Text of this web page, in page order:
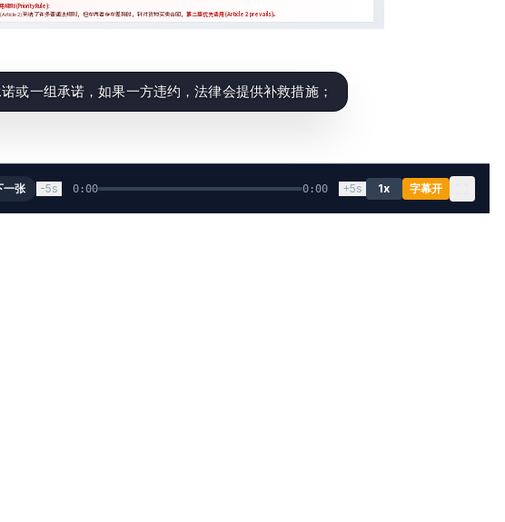
或一组承诺，如果一方违约，法律会提供补救措施；
一张 -5s 0:00 0:00 +5s 1x 字幕开